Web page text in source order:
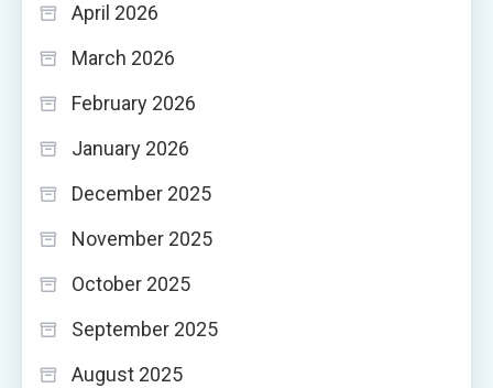
April 2026
March 2026
February 2026
January 2026
December 2025
November 2025
October 2025
September 2025
August 2025